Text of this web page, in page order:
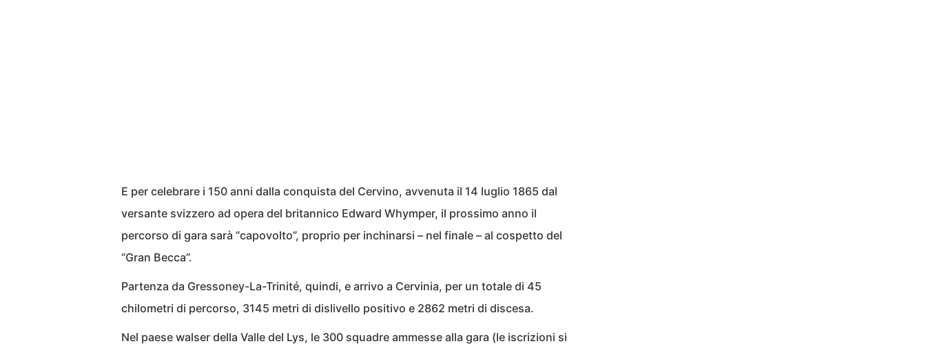
E per celebrare i 150 anni dalla conquista del Cervino, avvenuta il 14 luglio 1865 dal
versante svizzero ad opera del britannico Edward Whymper, il prossimo anno il
percorso di gara sarà “capovolto”, proprio per inchinarsi – nel finale – al cospetto del
“Gran Becca”.
Partenza da Gressoney-La-Trinité, quindi, e arrivo a Cervinia, per un totale di 45
chilometri di percorso, 3145 metri di dislivello positivo e 2862 metri di discesa.
Nel paese walser della Valle del Lys, le 300 squadre ammesse alla gara (le iscrizioni si